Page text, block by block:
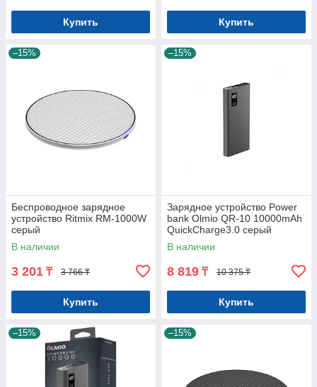
Купить Купить
–15%
Беспроводное зарядное
устройство Ritmix RM-1000W
серый
В наличии
3 201 ₸ 3 766 ₸
Купить
–15%
Зарядное устройство Power
bank Olmio QR-10 10000mAh
QuickCharge3.0 серый
В наличии
8 819 ₸ 10 375 ₸
Купить
–15% –15%